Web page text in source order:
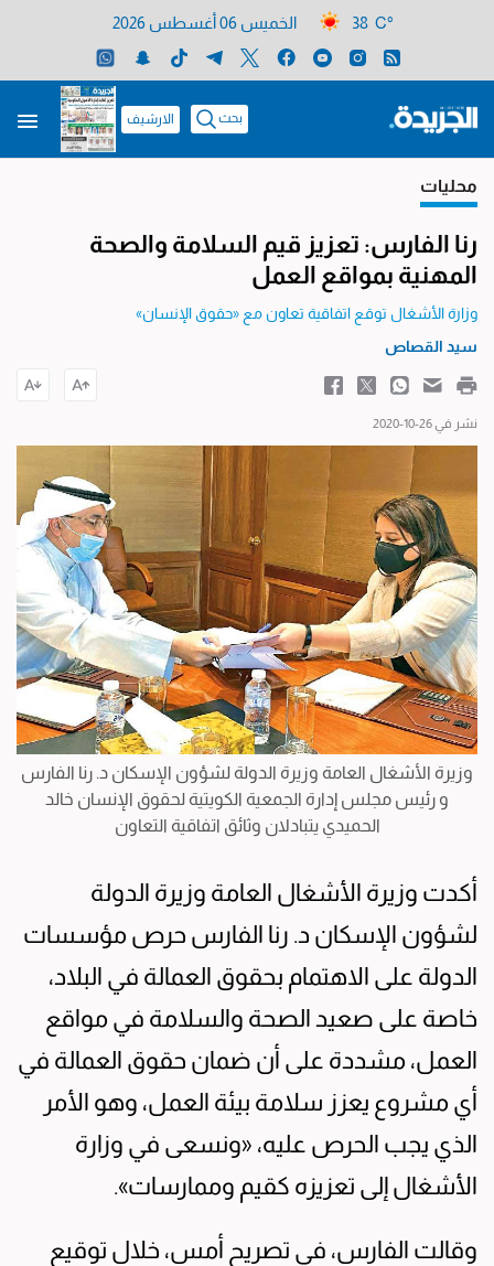
38 C° الخميس 06 أغسطس 2026
بحث الارشيف
محليات
رنا الفارس: تعزيز قيم السلامة والصحة
المهنية بمواقع العمل
وزارة الأشغال توقع اتفاقية تعاون مع «حقوق الإنسان»
سيد القصاص
نشر في 26-10-2020
وزيرة الأشغال العامة وزيرة الدولة لشؤون الإسكان د. رنا الفارس
و رئيس مجلس إدارة الجمعية الكويتية لحقوق الإنسان خالد
الحميدي يتبادلان وثائق اتفاقية التعاون
أكدت وزيرة الأشغال العامة وزيرة الدولة
لشؤون الإسكان د. رنا الفارس حرص مؤسسات
الدولة على الاهتمام بحقوق العمالة في البلاد،
خاصة على صعيد الصحة والسلامة في مواقع
العمل، مشددة على أن ضمان حقوق العمالة في
أي مشروع يعزز سلامة بيئة العمل، وهو الأمر
الذي يجب الحرص عليه، «ونسعى في وزارة
الأشغال إلى تعزيزه كقيم وممارسات».
وقالت الفارس، في تصريح أمس، خلال توقيع